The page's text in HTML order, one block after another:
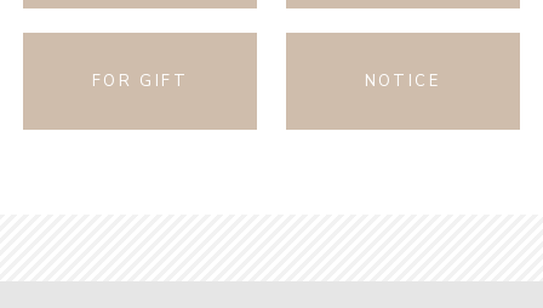
FOR GIFT NOTICE